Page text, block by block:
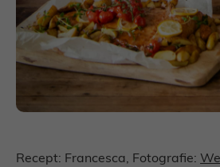
Recept: Francesca, Fotografie: